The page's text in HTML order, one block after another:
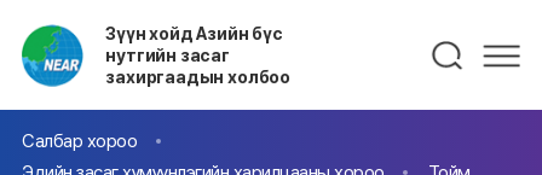
Зүүн хойд Азийн бүс
нутгийн засаг
захиргаадын холбоо
Салбар хороо